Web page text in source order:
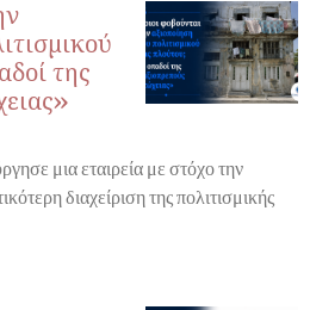
της
μια εταιρεία με στόχο την
διαχείριση της πολιτισμικής